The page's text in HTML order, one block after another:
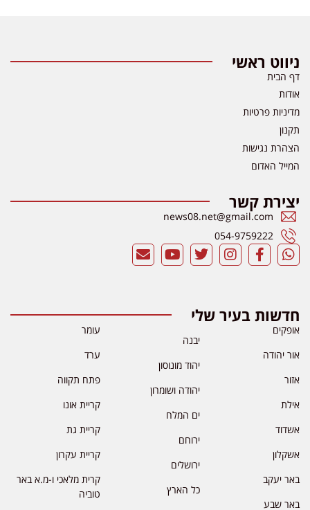
ניווט ראשי
דף הבית
אודות
מדיניות פרטיות
תקנון
הצהרת נגישות
המייל האדום
יצירת קשר
news08.net@gmail.com
054-9759222
חדשות בעיר שלי
אופקים
אור יהודה
אזור
אילת
אשדוד
אשקלון
באר יעקב
באר שבע
יבנה
יהוד מונוסון
יהודה ושומרון
ים המלח
ירוחם
ירושלים
כל הארץ
עומר
ערד
פתח תקווה
קריית אונו
קריית גת
קריית עקרון
קרית מלאכי ו-מ.א באר
טוביה